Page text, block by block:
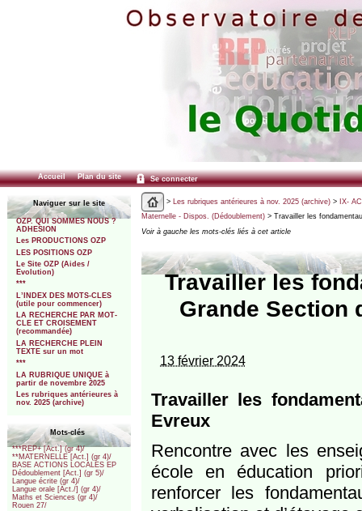
Accueil Plan du site Se connecter
Naviguer sur le site
OZP. QUI SOMMES NOUS ?
ADHESION
Les PRODUCTIONS OZP
LES POSITIONS OZP
Le Site OZP (Aides /
Evolution)
***
L’INDEX DES MOTS-CLES
(utile pour commencer)
LA RECHERCHE PAR MOT-
CLE ET CROISEMENT
(recommandée)
LA RECHERCHE PLEIN
TEXTE sur un mot
***
LA RUBRIQUE UNIQUE à
partir de novembre 2025
Les rubriques antérieures à
nov. 2025 (archive)
Mots-clés
***REP+ [Act.] (gr 4)/
**MATERNELLE [Act.] (gr 4)/
BASE ACTIONS LOCALES EP
Dédoublement [Act.] (gr 5)/
Langue écrite (gr 4)/
Langue orale [Act./] (gr 4)/
Maths et Sciences (gr 4)/
Rouen 27/
> Les rubriques antérieures à nov. 2025 (archive)> IX-
Maternelle - Dispos. (Dédoublement)> Travailler les
Voir à gauche les mots-clés liés à cet article
Travailler les
Grande Section
13 février 2024
Travailler les
Evreux
Rencontre avec les
école en éducation
renforcer les